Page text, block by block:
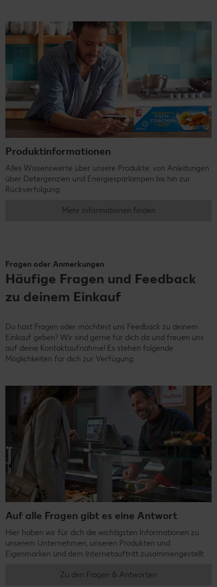
Produktinformationen
Alles Wissenswerte über unsere Produkte: von Anleitungen
über Detergenzien und Energiesparlampen bis hin zur
Rückverfolgung.
Mehr Informationen finden
Fragen oder Anmerkungen
Häufige Fragen und Feedback
zu deinem Einkauf
Du hast Fragen oder möchtest uns Feedback zu deinem
Einkauf geben? Wir sind gerne für dich da und freuen uns
auf deine Kontaktaufnahme! Es stehen folgende
Möglichkeiten für dich zur Verfügung.
Auf alle Fragen gibt es eine Antwort
Hier haben wir für dich die wichtigsten Informationen zu
unserem Unternehmen, unseren Produkten und
Eigenmarken und dem Internetauftritt zusammengestellt.
Zu den Fragen & Antworten